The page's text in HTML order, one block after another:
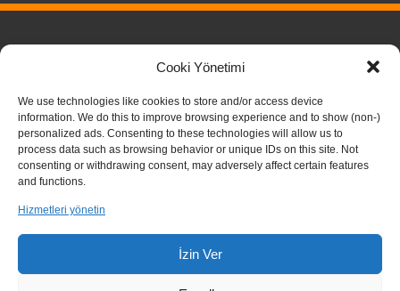
Cooki Yönetimi
We use technologies like cookies to store and/or access device
information. We do this to improve browsing experience and to show (non-)
personalized ads. Consenting to these technologies will allow us to
process data such as browsing behavior or unique IDs on this site. Not
consenting or withdrawing consent, may adversely affect certain features
and functions.
Hizmetleri yönetin
İzin Ver
Privacy Policy